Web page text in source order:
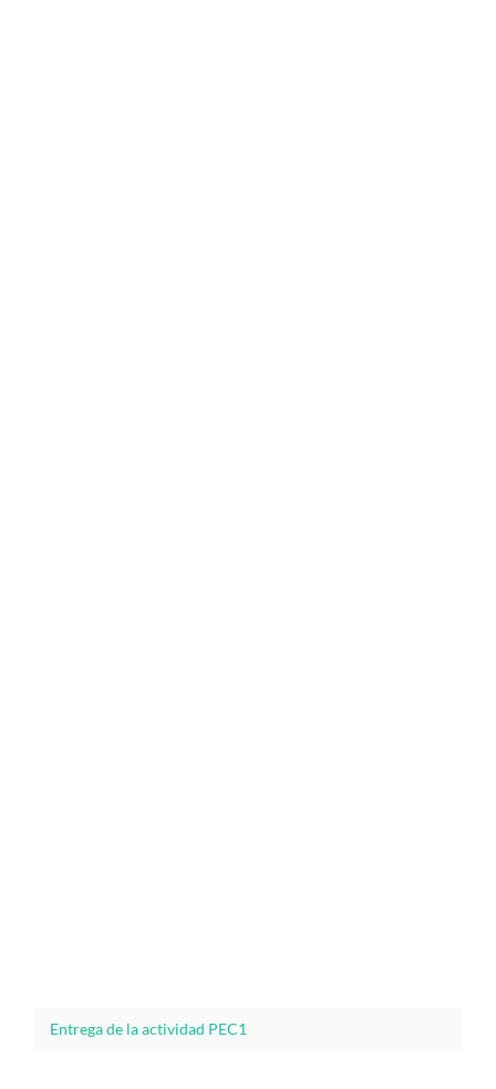
Entrega de la actividad PEC1